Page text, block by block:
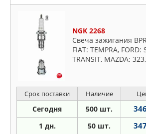
NGK 2268
Свеча зажигания
FIAT: TEMPRA, FORD:
TRANSIT, MAZDA:
Срок поставки Наличие
Сегодня 500 шт.
1 дн. 50 шт.